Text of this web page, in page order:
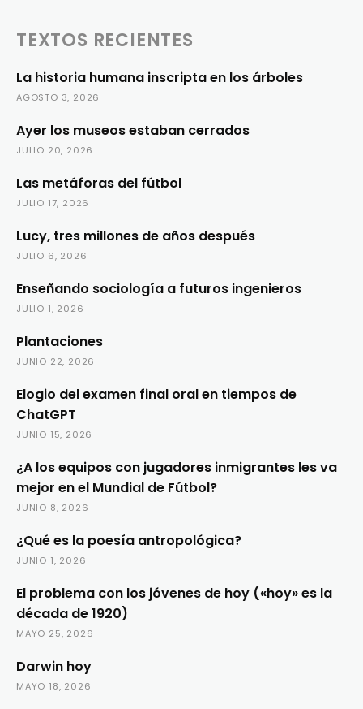
TEXTOS RECIENTES
La historia humana inscripta en los árboles
AGOSTO 3, 2026
Ayer los museos estaban cerrados
JULIO 20, 2026
Las metáforas del fútbol
JULIO 17, 2026
Lucy, tres millones de años después
JULIO 6, 2026
Enseñando sociología a futuros ingenieros
JULIO 1, 2026
Plantaciones
JUNIO 22, 2026
Elogio del examen final oral en tiempos de
ChatGPT
JUNIO 15, 2026
¿A los equipos con jugadores inmigrantes les va
mejor en el Mundial de Fútbol?
JUNIO 8, 2026
¿Qué es la poesía antropológica?
JUNIO 1, 2026
El problema con los jóvenes de hoy («hoy» es la
década de 1920)
MAYO 25, 2026
Darwin hoy
MAYO 18, 2026